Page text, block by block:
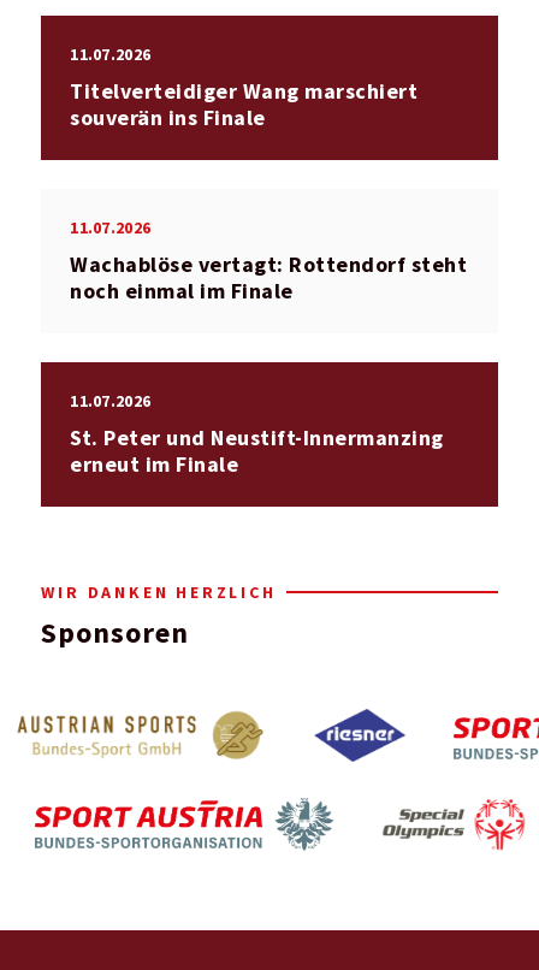
11.07.2026
Titelverteidiger Wang marschiert
souverän ins Finale
11.07.2026
Wachablöse vertagt: Rottendorf steht
noch einmal im Finale
11.07.2026
St. Peter und Neustift-Innermanzing
erneut im Finale
WIR DANKEN HERZLICH
Sponsoren